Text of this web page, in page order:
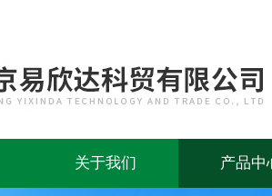
关于我们 产品中